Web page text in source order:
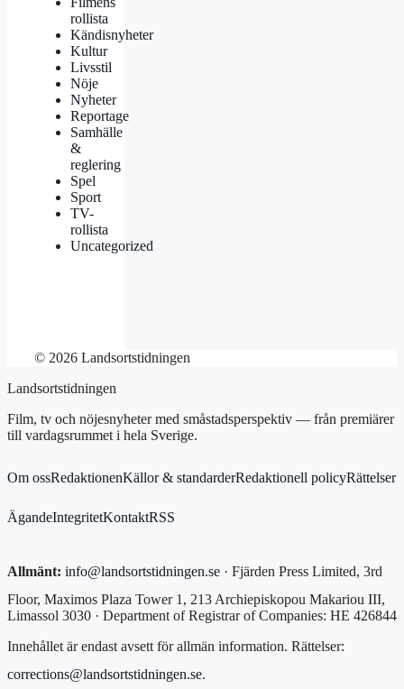
rollista
Kändisnyheter
Kultur
Livsstil
Nöje
Nyheter
Reportage
Samhälle
&
reglering
Spel
Sport
TV-
rollista
Uncategorized
© 2026 Landsortstidningen
Landsortstidningen
Film, tv och nöjesnyheter med småstadsperspektiv — från premiärer
till vardagsrummet i hela Sverige.
Om ossRedaktionenKällor & standarderRedaktionell policyRättelser
ÄgandeIntegritetKontaktRSS
Allmänt: info@landsortstidningen.se · Fjärden Press Limited, 3rd
Floor, Maximos Plaza Tower 1, 213 Archiepiskopou Makariou III,
Limassol 3030 · Department of Registrar of Companies: HE 426844
Innehållet är endast avsett för allmän information. Rättelser:
corrections@landsortstidningen.se.